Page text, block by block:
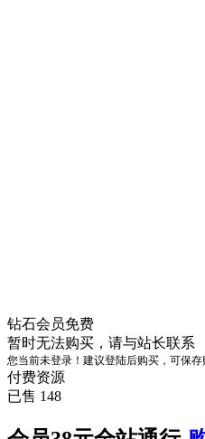
钻石会员免费
暂时无法购买，请与站长联系
您当前未登录！建议登陆后购买，可保存
付费资源
已售 148